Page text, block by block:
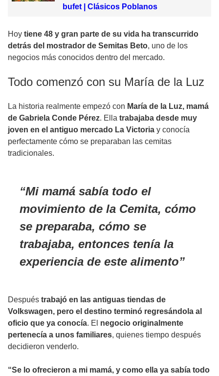
bufet | Clásicos Poblanos
Hoy tiene 48 y gran parte de su vida ha transcurrido
detrás del mostrador de Semitas Beto, uno de los
negocios más conocidos dentro del mercado.
Todo comenzó con su María de la Luz
La historia realmente empezó con María de la Luz, mamá
de Gabriela Conde Pérez. Ella trabajaba desde muy
joven en el antiguo mercado La Victoria y conocía
perfectamente cómo se preparaban las cemitas
tradicionales.
Mi mamá sabía todo el
movimiento de la Cemita, cómo
se preparaba, cómo se
trabajaba, entonces tenía la
experiencia de este alimento
Después trabajó en las antiguas tiendas de
Volkswagen, pero el destino terminó regresándola al
oficio que ya conocía. El negocio originalmente
pertenecía a unos familiares, quienes tiempo después
decidieron venderlo.
“Se lo ofrecieron a mi mamá, y como ella ya sabía todo